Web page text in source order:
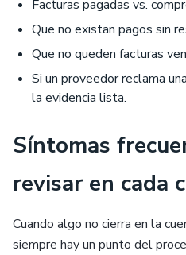
Facturas pagadas vs.
Que no existan pagos sin
Que no queden facturas
Si un proveedor reclama
la evidencia lista.
Síntomas
revisar en cada
Cuando algo no cierra en la
siempre hay un punto del